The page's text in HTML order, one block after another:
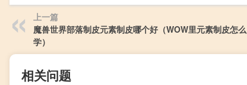
上一篇
魔兽世界部落制皮元素制皮哪个好（WOW里元素制皮怎么
学）
相关问题